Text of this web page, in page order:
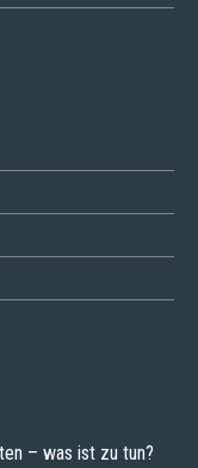
– was ist zu tun?